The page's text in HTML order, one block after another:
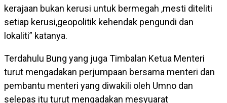
kerajaan bukan kerusi untuk bermegah ,mesti diteliti
setiap kerusi,geopolitik kehendak pengundi dan
lokaliti” katanya.
Terdahulu Bung yang juga Timbalan Ketua Menteri
turut mengadakan perjumpaan bersama menteri dan
pembantu menteri yang diwakili oleh Umno dan
selepas itu turut mengadakan mesyuarat